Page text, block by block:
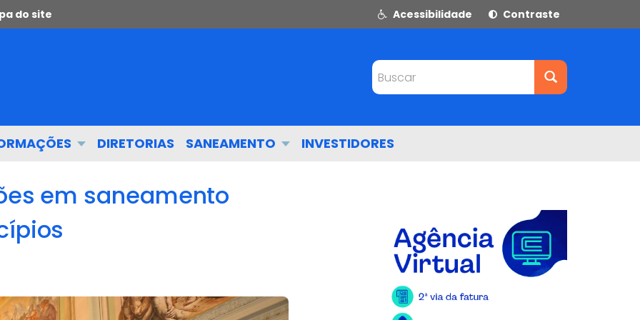
do site Acessibilidade Contraste
Buscar
DIRETORIAS SANEAMENTO INVESTIDORES
em saneamento